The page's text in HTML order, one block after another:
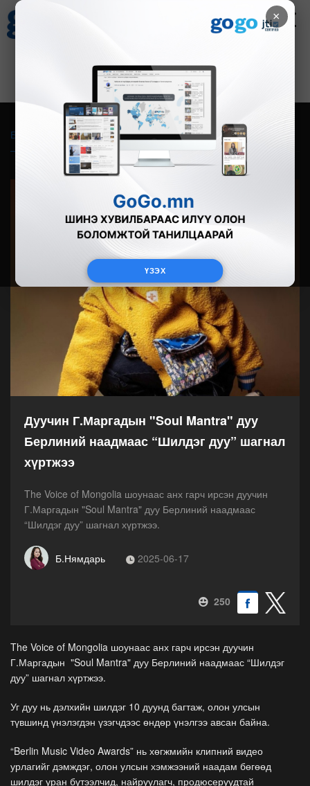
×
ҮЗЭХ
Зурхай
8.07
Бүгд Фото Видео Зурган өгүүлэмж
Дуучин Г.Маргадын "Soul Mantra" дуу
Берлиний наадмаас “Шилдэг дуу” шагнал
хүртжээ
The Voice of Mongolia шоунаас анх гарч ирсэн дуучин
Г.Маргадын "Soul Mantra" дуу Берлиний наадмаас
“Шилдэг дуу” шагнал хүртжээ.
Б.Нямдарь 2025-06-17
250
The Voice of Mongolia шоунаас анх гарч ирсэн дуучин
Г.Маргадын "Soul Mantra" дуу Берлиний наадмаас “Шилдэг
дуу” шагнал хүртжээ.
Уг дуу нь дэлхийн шилдэг 10 дуунд багтаж, олон улсын
түвшинд үнэлэгдэн үзэгчдээс өндөр үнэлгээ авсан байна.
“Berlin Music Video Awards” нь хөгжмийн клипний видео
урлагийг дэмждэг, олон улсын хэмжээний наадам бөгөөд
шилдэг уран бүтээлчид, найруулагч, продюсеруудтай